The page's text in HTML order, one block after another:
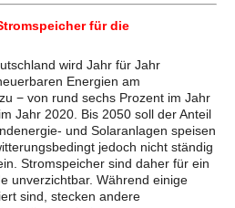
für die
wird Jahr für Jahr
Energien am
− von rund sechs Prozent im Jahr
Jahr 2020. Bis 2050 soll der Anteil
und Solaranlagen speisen
jedoch nicht ständig
Stromspeicher sind daher für ein
unverzichtbar. Während einige
sind, stecken andere